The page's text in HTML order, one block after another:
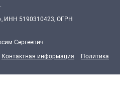
ИНН 5190310423, ОГРН
Сергеевич
Контактная информация
Политика